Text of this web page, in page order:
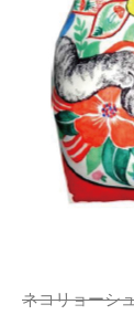
ネコリョーシ